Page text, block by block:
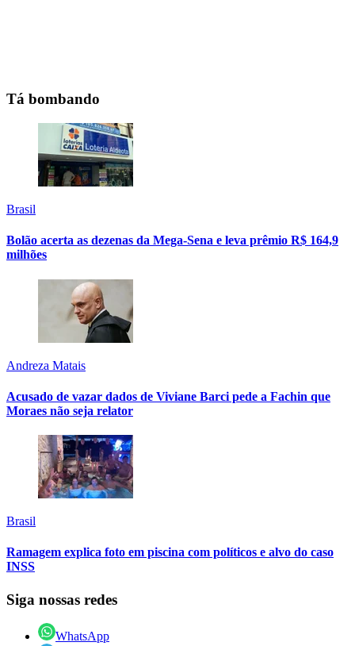
Tá bombando
Brasil
Bolão acerta as dezenas da Mega-Sena e leva prêmio R$ 164,9
milhões
Andreza Matais
Acusado de vazar dados de Viviane Barci pede a Fachin que
Moraes não seja relator
Brasil
Ramagem explica foto em piscina com políticos e alvo do caso
INSS
Siga nossas redes
WhatsApp